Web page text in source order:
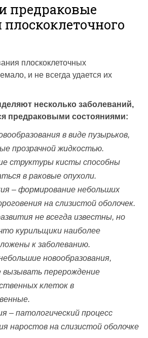
предраковые
плоскоклеточных
и не всегда удается их
несколько заболеваний,
предраковыми состояниями:
в виде пузырьков,
прозрачной жидкостью.
структуры кисты способны
в раковые опухоли.
– формирование небольших
на слизистой оболочек.
не всегда известны, но
курильщики наиболее
к заболеванию.
новообразования,
вызывать перерождение
клеток в
– патологический процесс
наростов на слизистой оболочке